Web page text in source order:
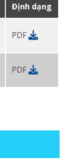
Định dạng
PDF
PDF